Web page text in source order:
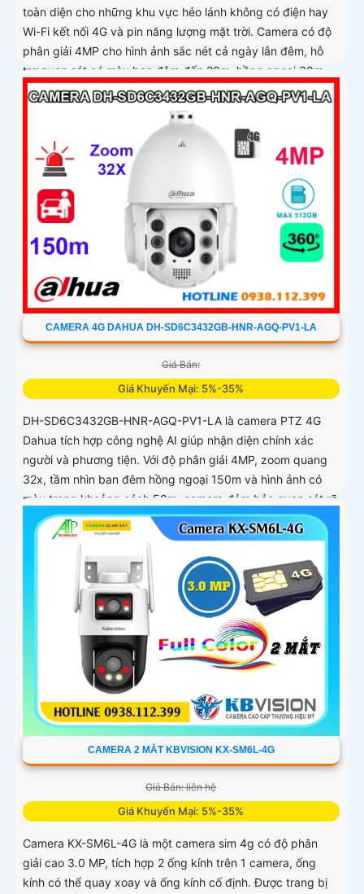
toàn diện cho những khu vực hẻo lánh không có điện hay
Wi-Fi kết nối 4G và pin năng lượng mặt trời. Camera có độ
phân giải 4MP cho hình ảnh sắc nét cả ngày lẫn đêm, hỗ
trợ quan sát có màu ban đêm đến 20m, hồng ngoại 30m
và đàm thoại hai chiều
CAMERA 4G DAHUA DH-SD6C3432GB-HNR-AGQ-PV1-LA
Giá Bán:
Giá Khuyến Mại: 5%-35%
DH-SD6C3432GB-HNR-AGQ-PV1-LA là camera PTZ 4G
Dahua tích hợp công nghệ AI giúp nhận diện chính xác
người và phương tiện. Với độ phân giải 4MP, zoom quang
32x, tầm nhìn ban đêm hồng ngoại 150m và hình ảnh có
màu trong khoảng cách 50m, camera đảm bảo quan sát rõ
nét 24/7
CAMERA 2 MẮT KBVISION KX-SM6L-4G
Giá Bán: liên hệ
Giá Khuyến Mại: 5%-35%
Camera KX-SM6L-4G là một camera sim 4g có độ phân
giải cao 3.0 MP, tích hợp 2 ống kính trên 1 camera, ống
kính có thể quay xoay và ống kính cố định. Được trang bị